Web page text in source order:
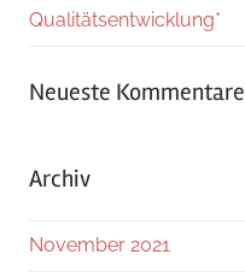
Qualitätsentwicklung*
Neueste Kommentare
Archiv
November 2021